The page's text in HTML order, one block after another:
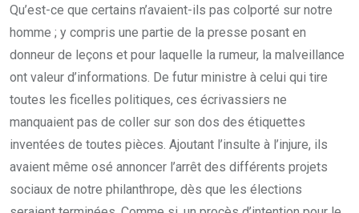
Qu’est-ce que certains n’avaient-ils pas colporté sur notre
homme ; y compris une partie de la presse posant en
donneur de leçons et pour laquelle la rumeur, la malveillance
ont valeur d’informations. De futur ministre à celui qui tire
toutes les ficelles politiques, ces écrivassiers ne
manquaient pas de coller sur son dos des étiquettes
inventées de toutes pièces. Ajoutant l’insulte à l’injure, ils
avaient même osé annoncer l’arrêt des différents projets
sociaux de notre philanthrope, dès que les élections